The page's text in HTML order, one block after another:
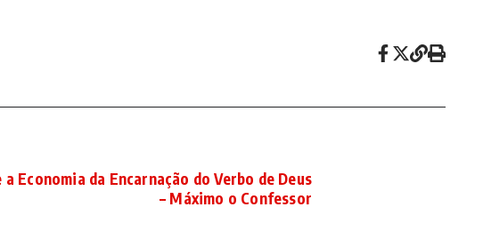
Economia da Encarnação do Verbo de Deus
– Máximo o Confessor